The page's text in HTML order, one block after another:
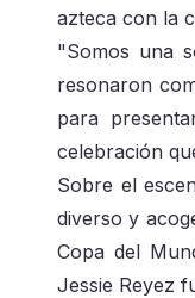
azteca con la
"Somos una
resonaron
para
celebración
Sobre el
diverso y
Copa del
Jessie Reyez